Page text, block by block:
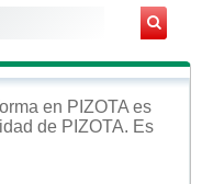
en PIZOTA es
de PIZOTA. Es